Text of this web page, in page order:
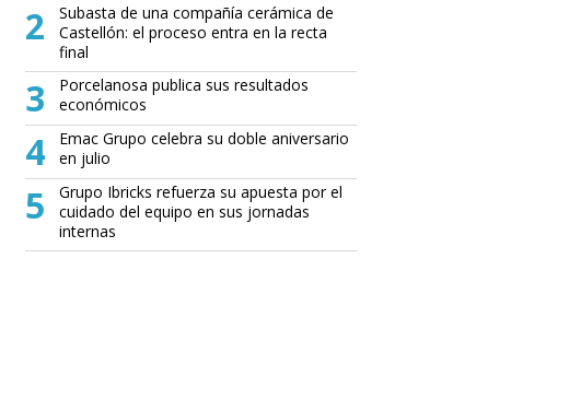
2
Subasta de una compañía cerámica de
Castellón: el proceso entra en la recta
final
3
Porcelanosa publica sus resultados
económicos
4
Emac Grupo celebra su doble aniversario
en julio
5
Grupo Ibricks refuerza su apuesta por el
cuidado del equipo en sus jornadas
internas